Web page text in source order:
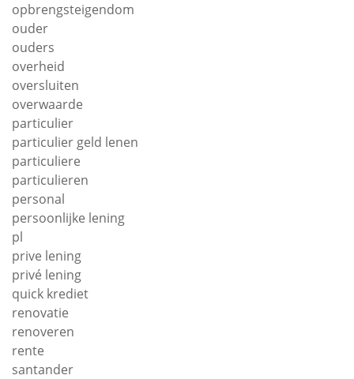
opbrengsteigendom
ouder
ouders
overheid
oversluiten
overwaarde
particulier
particulier geld lenen
particuliere
particulieren
personal
persoonlijke lening
pl
prive lening
privé lening
quick krediet
renovatie
renoveren
rente
santander